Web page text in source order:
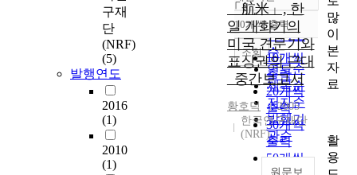
구재
단
(NRF)
(5)
발행연도
2016
(1)
2010
(1)
순
인기도
순
연도순
제목순
저자순
발행기
관순
내림차순
10개씩 출력
10개씩
출력
20개씩
출력
30개씩
출력
50개씩
조회
「航米」, 한
일 개화기의
미국 견문기와
표상권의 근대
_중간보고서
황호덕
2005
한국연구재단
(NRF)
원문보
많
이
본
자
료
활
용